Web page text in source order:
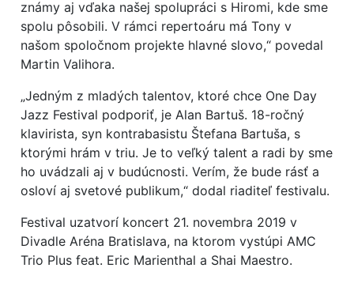
známy aj vďaka našej spolupráci s Hiromi, kde sme
spolu pôsobili. V rámci repertoáru má Tony v
našom spoločnom projekte hlavné slovo,“ povedal
Martin Valihora.
„Jedným z mladých talentov, ktoré chce One Day
Jazz Festival podporiť, je Alan Bartuš. 18-ročný
klavirista, syn kontrabasistu Štefana Bartuša, s
ktorými hrám v triu. Je to veľký talent a radi by sme
ho uvádzali aj v budúcnosti. Verím, že bude rásť a
osloví aj svetové publikum,“ dodal riaditeľ festivalu.
Festival uzatvorí koncert 21. novembra 2019 v
Divadle Aréna Bratislava, na ktorom vystúpi AMC
Trio Plus feat. Eric Marienthal a Shai Maestro.